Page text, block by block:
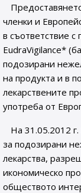
членки и
в съответствие с
EudraVigilance*
подозирани
на продукта и в
лекарствените
употреба от
На 31.05.2012
за подозирани
лекарства,
икономическо
обществото